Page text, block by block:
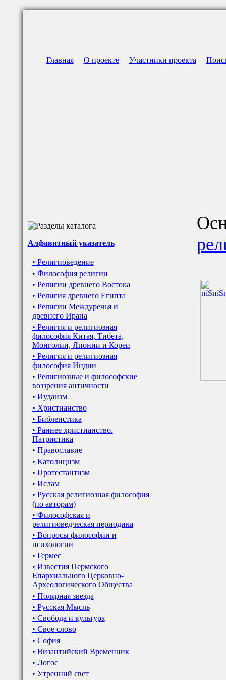
Главная О проекте Участники проекта
Алфавитный указатель
• Религиоведение
• Философия религии
• Религии древнего Востока
• Религия древнего Египта
• Религии Междуречья и
древнего Ирана
• Религия и религиозная
философия Китая, Тибета,
Монголии, Японии и Кореи
• Религия и религиозная
философия Индии
• Религиозные и философские
воззрения античности
• Иудаизм
• Христианство
• Библеистика
• Раннее христианство.
Патристика
• Православие
• Католицизм
• Протестантизм
• Ислам
• Русская религиозная философия
(по авторам)
• Философская и
религиоведческая периодика
• Вопросы философии и
психологии
• Гермес
• Известия Пермского
Епархиального Церковно-
Археологического Общества
• Полярная звезда
• Русская Мысль
• Свобода и культура
• Свое слово
• София
• Византийский Временник
• Логос
• Утренний свет